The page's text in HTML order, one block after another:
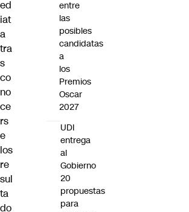
ed
iat
a
tra
s
co
no
ce
rs
e
los
re
sul
ta
do
entre
las
posibles
candidatas
a
los
Premios
Oscar
2027
UDI
entrega
al
Gobierno
20
propuestas
para